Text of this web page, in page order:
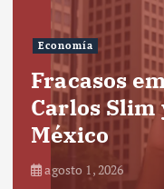
Economía
Fracasos
Carlos Slim
México
agosto 1, 2026